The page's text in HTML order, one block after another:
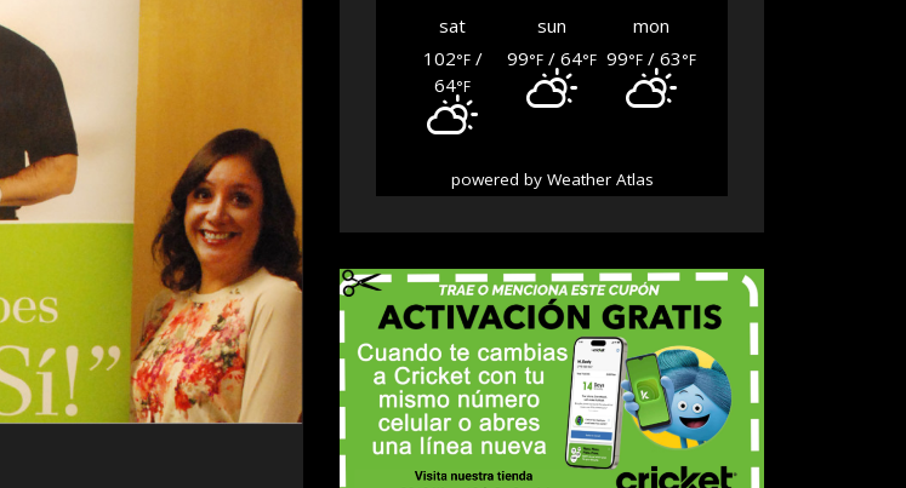
sat sun
mon
102°F/
64°F
99°F / 64°F 99°F / 63°F
powered by Weather Atlas